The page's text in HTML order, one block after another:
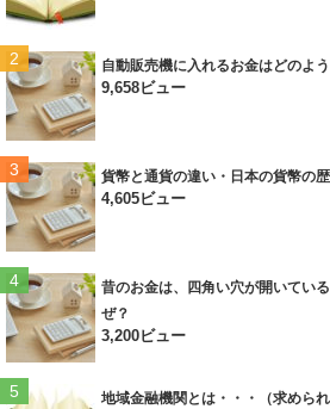
自動販売機に入れるお金はどのよ
9,658ビュー
貨幣と通貨の違い・日本の貨幣の
4,605ビュー
昔のお金は、四角い穴が開いてい
ぜ？
3,200ビュー
地域金融機関とは・・・（求められ